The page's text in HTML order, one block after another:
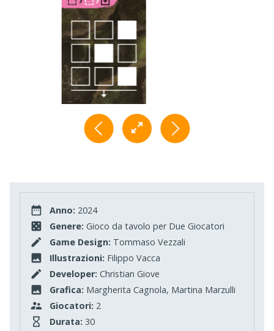
Anno: 2024
Genere: Gioco da tavolo per Due Giocatori
Game Design: Tommaso Vezzali
Illustrazioni: Filippo Vacca
Developer: Christian Giove
Grafica: Margherita Cagnola, Martina Marzulli
Giocatori: 2
Durata: 30